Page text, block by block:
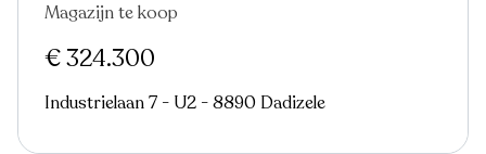
Magazijn te koop
€ 324.300
Industrielaan 7 - U2 - 8890 Dadizele